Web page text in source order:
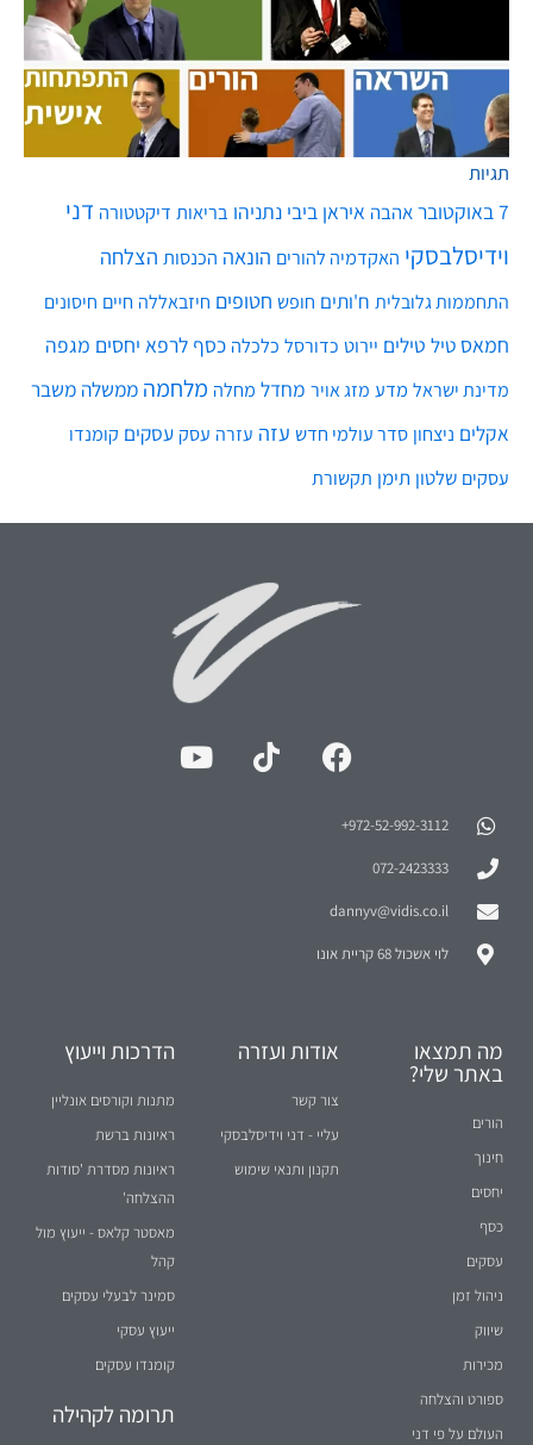
תגיות
7 באוקטובר אהבה איראן ביבי נתניהו בריאות דיקטטורה דני
וידיסלבסקי האקדמיה להורים הונאה הכנסות הצלחה
התחממות גלובלית ח'ותים חופש חטופים חיזבאללה חיים חיסונים
חמאס טיל טילים יירוט כדורסל כלכלה כסף לרפא יחסים מגפה
מדינת ישראל מדע מזג אויר מחדל מחלה מלחמה ממשלה משבר
אקלים ניצחון סדר עולמי חדש עזה עזרה עסק עסקים קומנדו
עסקים שלטון תימן תקשורת
972-52-992-3112⁩+
072-2423333
dannyv@vidis.co.il
לוי אשכול 68 קריית אונו
מה תמצאו
באתר שלי?
הורים
חינוך
יחסים
כסף
עסקים
ניהול זמן
שיווק
מכירות
ספורט והצלחה
העולם על פי דני
אודות ועזרה
צור קשר
עליי - דני וידיסלבסקי
תקנון ותנאי שימוש
הדרכות וייעוץ
מתנות וקורסים אונליין
ראיונות ברשת
ראיונות מסדרת 'סודות
ההצלחה'
מאסטר קלאס - ייעוץ מול
קהל
סמינר לבעלי עסקים
ייעוץ עסקי
קומנדו עסקים
תרומה לקהילה